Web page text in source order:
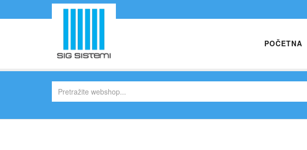
POČETNA